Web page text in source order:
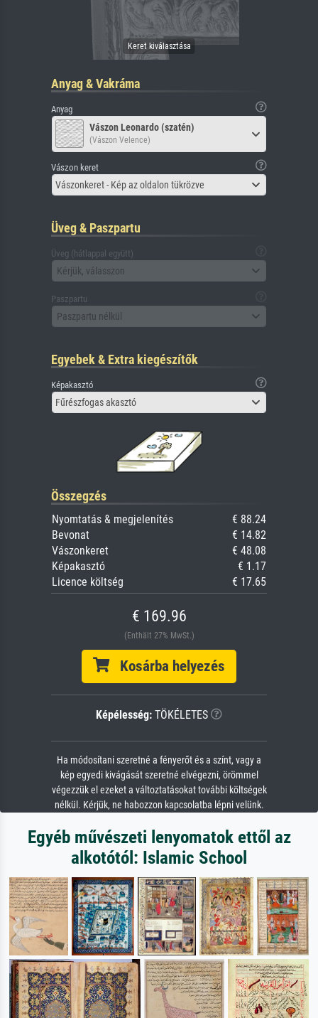
Anyag & Vakráma
Anyag
Vászon Leonardo (szatén)
(Vászon Velence)
Vászon keret
Vászonkeret - Kép az oldalon tükrözve
Üveg & Paszpartu
Üveg (hátlappal együtt)
Kérjük, válasszon
Paszpartu
Paszpartu nélkül
Egyebek & Extra kiegészítők
Képakasztó
Fűrészfogas akasztó
Összegzés
Nyomtatás & megjelenítés
€ 88.24
Bevonat
€ 14.82
Vászonkeret
€ 48.08
Képakasztó
€ 1.17
Licence költség
€ 17.65
€ 169.96
(Enthält 27% MwSt.)
Kosárba helyezés
Képélesség: TÖKÉLETES
Ha módosítani szeretné a fényerőt és a színt, vagy a
kép egyedi kivágását szeretné elvégezni, örömmel
végezzük el ezeket a változtatásokat további költségek
nélkül. Kérjük, ne habozzon kapcsolatba lépni velünk.
Egyéb művészeti lenyomatok ettől az
alkotótól: Islamic School